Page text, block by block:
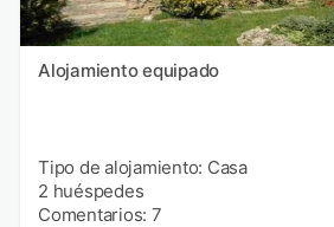
Alojamiento equipado
Tipo de alojamiento: Casa
2 huéspedes
Comentarios: 7